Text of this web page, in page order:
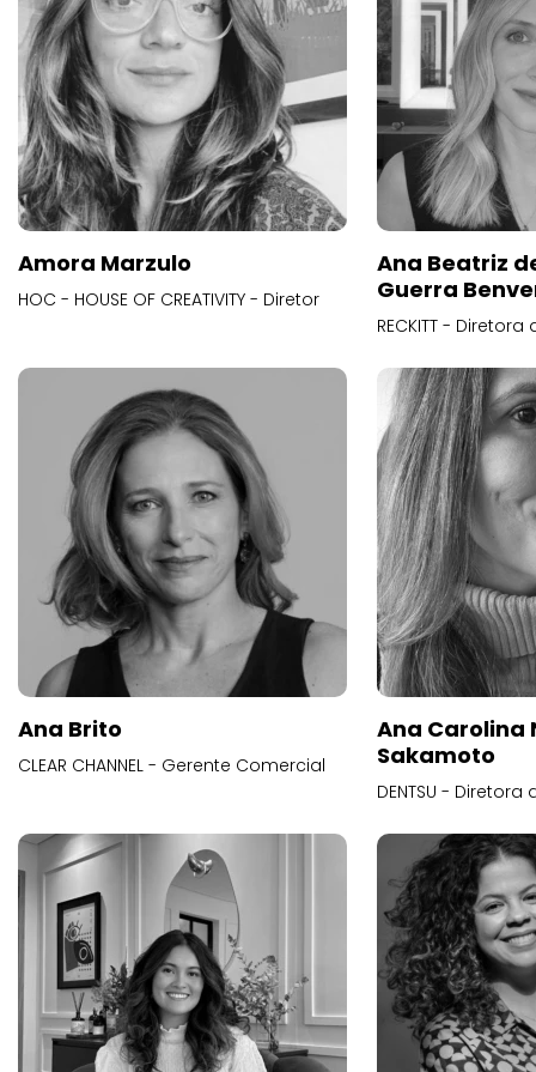
Amora Marzulo
HOC - HOUSE OF CREATIVITY - Diretor
Ana Beatriz
Guerra
RECKITT -
Ana Brito
CLEAR CHANNEL - Gerente Comercial
Ana Carolina
Sakamoto
DENTSU -